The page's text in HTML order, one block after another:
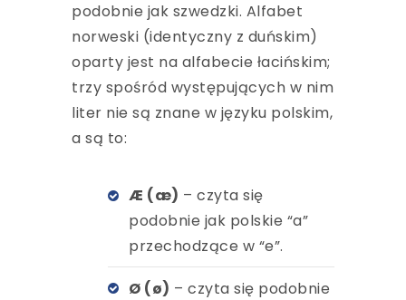
podobnie jak szwedzki. Alfabet
norweski (identyczny z duńskim)
oparty jest na alfabecie łacińskim;
trzy spośród występujących w nim
liter nie są znane w języku polskim,
a są to:
Æ (æ) – czyta się
podobnie jak polskie “a”
przechodzące w “e”.
Ø (ø) – czyta się podobnie